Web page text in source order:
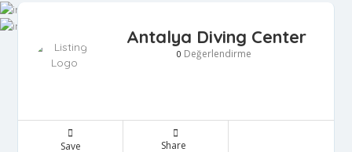
Antalya Diving Center
0 Değerlendirme
Save Share